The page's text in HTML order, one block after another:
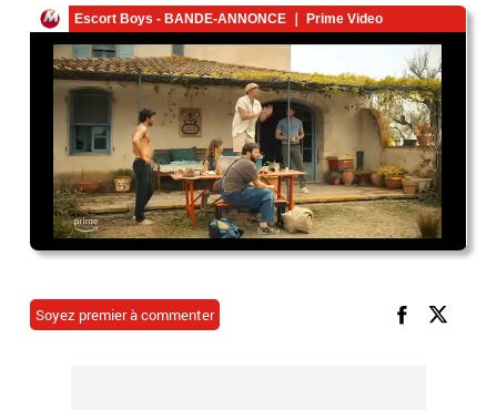
Soyez premier à commenter